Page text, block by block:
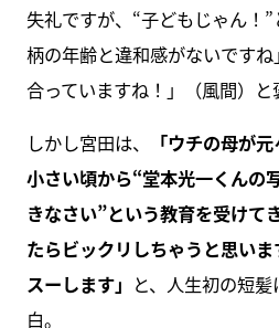
失礼ですが、“子どもじゃん！
柄の年齢と違和感がないです
合っていますね！」（風間）と
しかし宮田は、
「ウチの母が
小さい頃から“堂本光一くんの
きなさい”という教育を受けて
たらビックリしちゃうと思い
スーします」 と、人生初の短
白。